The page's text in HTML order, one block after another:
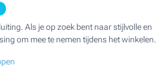
Als je op zoek bent naar stijlvolle en
om mee te nemen tijdens het winkelen.